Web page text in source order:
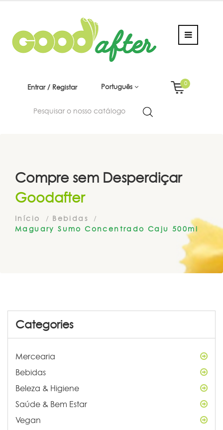
Entrar / Registar Português
0
Compre sem Desperdiçar
Goodafter
Início
Bebidas
Maguary Sumo Concentrado Caju 500ml
Categories
Mercearia
Bebidas
Beleza & Higiene
Saúde & Bem Estar
Vegan